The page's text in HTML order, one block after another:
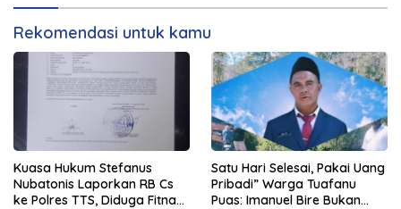
Rekomendasi untuk kamu
Kuasa Hukum Stefanus
Nubatonis Laporkan RB Cs
ke Polres TTS, Diduga Fitnah
Satu Hari Selesai, Pakai Uang
Pribadi” Warga Tuafanu
Puas: Imanuel Bire Bukan